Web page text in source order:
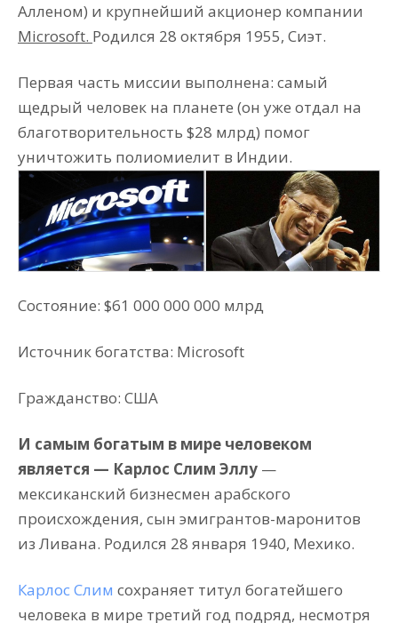
Алленом) и крупнейший акционер компании
Microsoft. Родился 28 октября 1955, Сиэт.
Первая часть миссии выполнена: самый
щедрый человек на планете (он уже отдал на
благотворительность $28 млрд) помог
уничтожить полиомиелит в Индии.
Состояние: $61 000 000 000 млрд
Источник богатства: Microsoft
Гражданство: США
И самым богатым в мире человеком
является — Карлос Слим Эллу —
мексиканский бизнесмен арабского
происхождения, сын эмигрантов-маронитов
из Ливана. Родился 28 января 1940, Мехико.
Карлос Слим сохраняет титул богатейшего
человека в мире третий год подряд, несмотря